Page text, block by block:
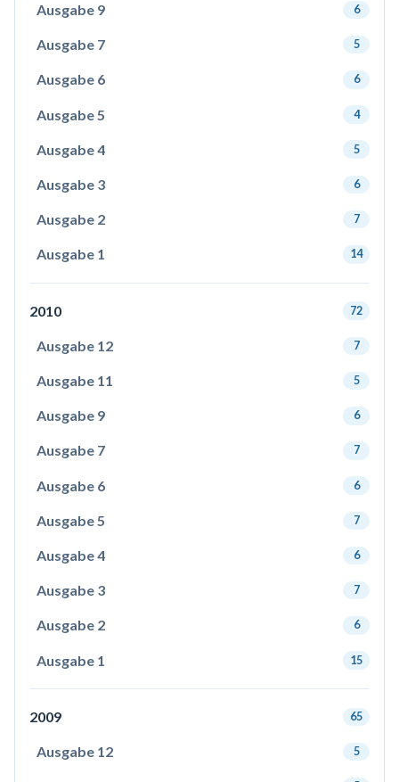
Ausgabe 9 6
Ausgabe 7 5
Ausgabe 6 6
Ausgabe 5 4
Ausgabe 4 5
Ausgabe 3 6
Ausgabe 2 7
Ausgabe 1 14
2010 72
Ausgabe 12 7
Ausgabe 11 5
Ausgabe 9 6
Ausgabe 7 7
Ausgabe 6 6
Ausgabe 5 7
Ausgabe 4 6
Ausgabe 3 7
Ausgabe 2 6
Ausgabe 1 15
2009 65
Ausgabe 12 5